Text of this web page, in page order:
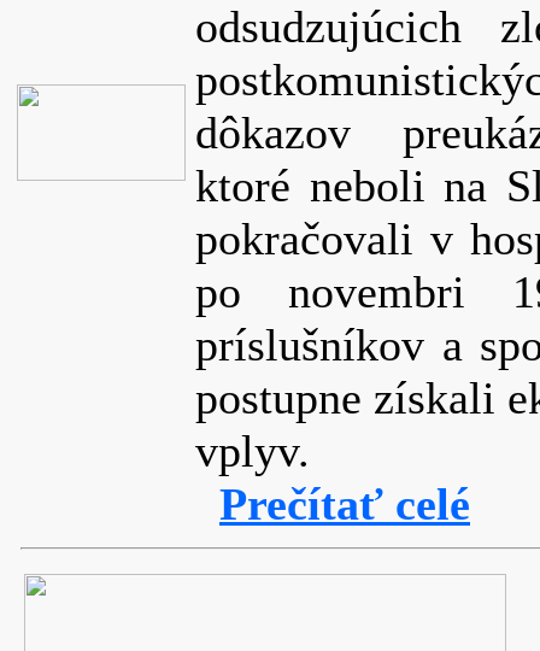
odsudzujúcich
dôkazov
ktoré neboli na
pokračovali v
po novembri
príslušníkov a
postupne získali
vplyv.
Prečítať celé